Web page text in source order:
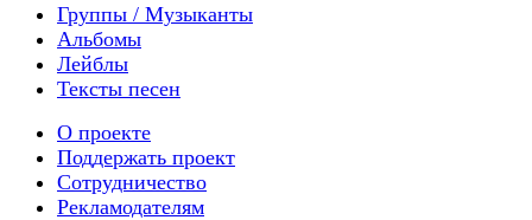
Группы / Музыканты
Альбомы
Лейблы
Тексты песен
О проекте
Поддержать проект
Сотрудничество
Рекламодателям